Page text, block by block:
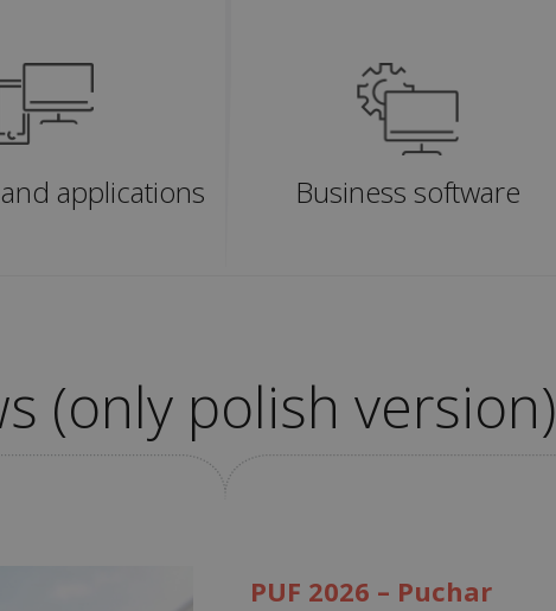
applications Business software
(only polish version)
PUF 2026 – Puchar